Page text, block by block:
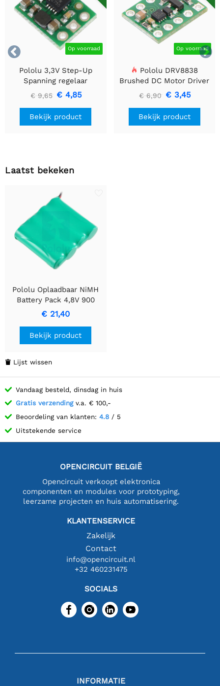

 Op voorraad
Pololu 3,3V Step-Up
Spanning regelaar
U1V10F3
€ 9,65 € 4,85
Bekijk product
Op voorraad
Pololu DRV8838
Brushed DC Motor Driver
€ 6,90 € 3,45
Bekijk product
Laatst bekeken
Pololu Oplaadbaar NiMH
Battery Pack 4,8V 900
mAh, 4x1 AAA Cells, JR
Connector
€ 21,40
Bekijk product
 Lijst wissen
Vandaag besteld, dinsdag in huis
Gratis verzendingv.a. € 100,-
Beoordeling van klanten: 4.8 / 5
Uitstekende service
OPENCIRCUIT BELGIË
Opencircuit verkoopt elektronica
componenten en modules voor prototyping,
leerzame projecten en huis automatisering.
KLANTENSERVICE
Zakelijk
Contact
info@opencircuit.nl
+32 460231475
SOCIALS
INFORMATIE